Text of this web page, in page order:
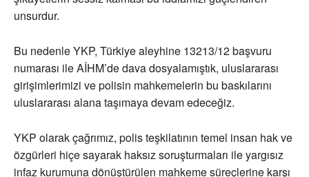
unsurdur.
Bu nedenle YKP, Türkiye aleyhine 13213/12 başvuru
numarası ile AİHM’de dava dosyalamıştık, uluslararası
girişimlerimizi ve polisin mahkemelerin bu baskılarını
uluslararası alana taşımaya devam edeceğiz.
YKP olarak çağrımız, polis teşkilatının temel insan hak ve
özgürleri hiçe sayarak haksız soruşturmaları ile yargısız
infaz kurumuna dönüştürülen mahkeme süreçlerine karşı